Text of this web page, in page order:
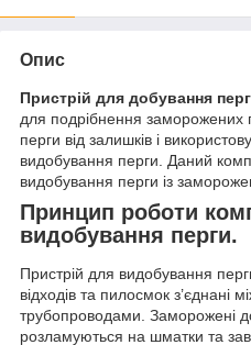
Опис
Пристрій для добування
для подрібнення заморожених
перги від залишків і
видобування перги. Даний
видобування перги із
Принцип роботи
видобування перги.
Пристрій для видобування
відходів та пилосмок з’єднані
трубопроводами. Заморожені
розламуються на шматки та